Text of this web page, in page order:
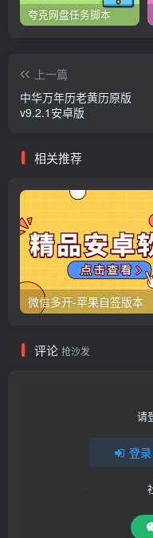
夸克网盘任务脚本
上一篇
中华万年历老黄历原版
v9.2.1安卓版
相关推荐
微信多开-苹果自签版本
评论 抢沙发
请
登录